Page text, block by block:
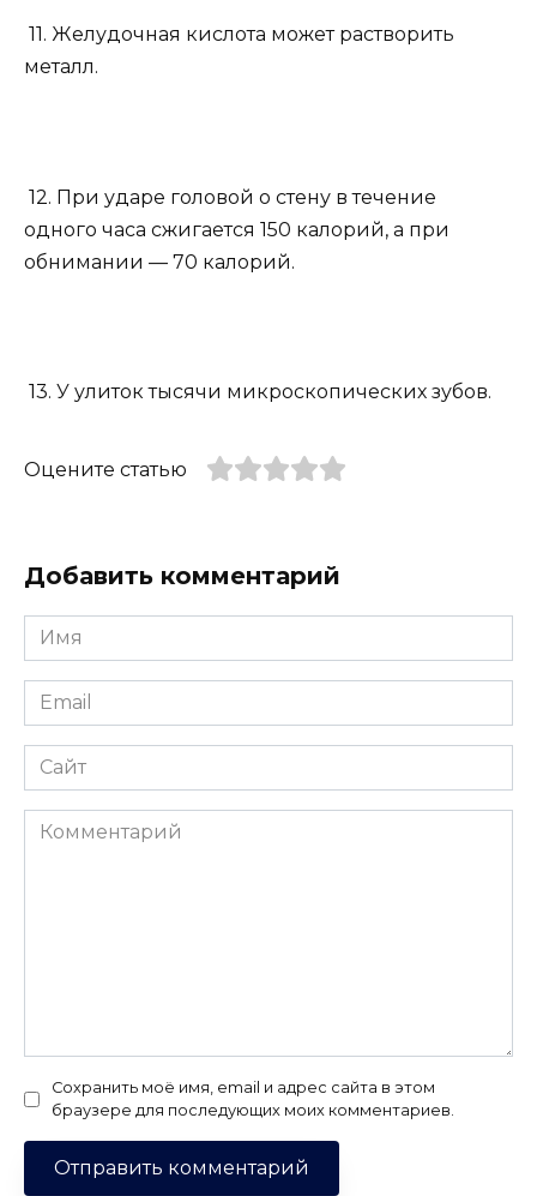
11. Желудочная кислота может растворить
металл.
12. При ударе головой о стену в течение
одного часа сжигается 150 калорий, а при
обнимании — 70 калорий.
13. У улиток тысячи микроскопических зубов.
Оцените статью
Добавить комментарий
Имя
*
Email
*
Сайт
Комментарий
Сохранить моё имя, email и адрес сайта в этом
браузере для последующих моих комментариев.